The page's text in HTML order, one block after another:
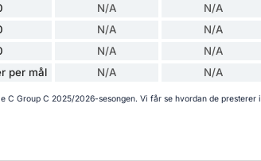
N/A N/A
N/A N/A
N/A N/A
per mål N/A N/A
C Group C 2025/2026-sesongen. Vi får se hvordan de presterer i